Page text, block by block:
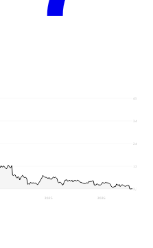
3,39
13,88
24,37
34,86
45,35
2025 2026